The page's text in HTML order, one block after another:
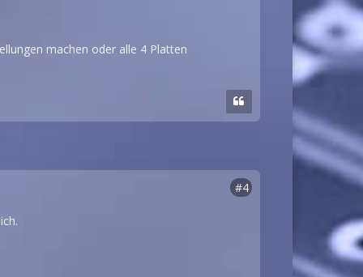
machen oder alle 4 Platten
#4